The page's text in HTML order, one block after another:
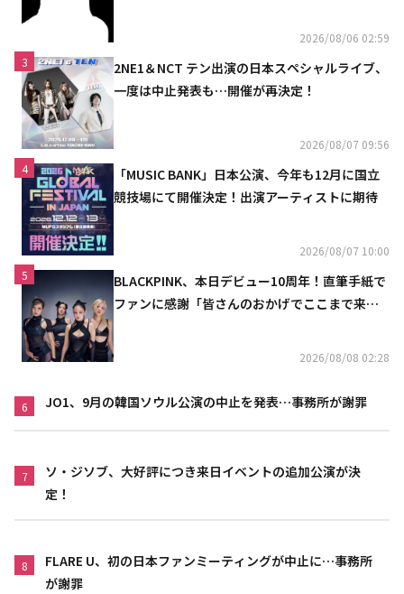
2026/08/06 02:59
3
2NE1＆NCT テン出演の日本スペシャルライブ、
一度は中止発表も…開催が再決定！
2026/08/07 09:56
4
「MUSIC BANK」日本公演、今年も12月に国立
競技場にて開催決定！出演アーティストに期待
2026/08/07 10:00
5
BLACKPINK、本日デビュー10周年！直筆手紙で
ファンに感謝「皆さんのおかげでここまで来ら
2026/08/08 02:28
6 JO1、9月の韓国ソウル公演の中止を発表…事務所が謝罪
7
ソ・ジソブ、大好評につき来日イベントの追加公演が決
定！
8
FLARE U、初の日本ファンミーティングが中止に…事務所
が謝罪